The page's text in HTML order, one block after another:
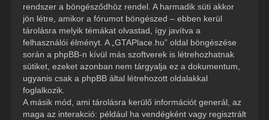
rendszer a böngésződhöz rendel. A harmadik süti akkor
jön létre, amikor a fórumot böngészed – ebben kerül
tárolásra melyik témákat olvastad, így javítva a
felhasználói élményt. A „GTAPlace.hu” oldal böngészése
során a phpBB-n kívül más szoftverek is létrehozhatnak
sütiket, ezeket azonban nem tárgyalja ez a dokumentum,
ugyanis csak a phpBB által létrehozott oldalakkal
foglalkozik.
A másik mód, ami tárolásra kerülő információt generál, az
maga az interakció: például ha vendégként vagy regisztrált